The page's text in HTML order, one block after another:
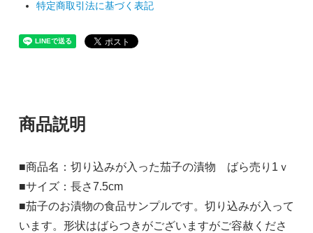
特定商取引法に基づく表記
商品説明
■商品名：切り込みが入った茄子の漬物 ばら売り1ｖ
■サイズ：長さ7.5cm
■茄子のお漬物の食品サンプルです。切り込みが入って
います。形状はばらつきがございますがご容赦くださ